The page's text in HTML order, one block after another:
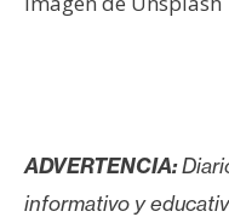
ADVERTENCIA:
informativo y